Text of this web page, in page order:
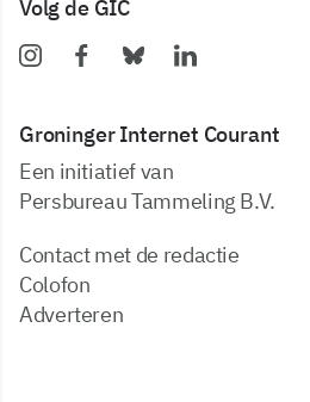
Volg de GIC
Groninger Internet Courant
Een initiatief van
Persbureau Tammeling B.V.
Contact met de redactie
Colofon
Adverteren